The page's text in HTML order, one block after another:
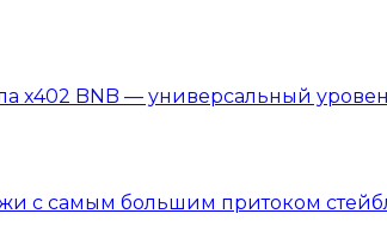
x402 BNB — универсальный
с самым большим притоком